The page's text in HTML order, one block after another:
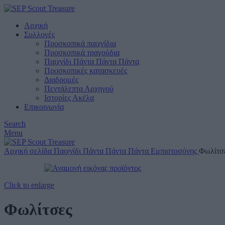
Αρχική
Συλλογές
Προσκοπικά παιχνίδια
Προσκοπικά τραγούδια
Παιχνίδι Πάντα Πάντα Πάντα
Προσκοπικές κατασκευές
Διαδρομές
Πεντάλεπτα Αρχηγού
Ιστορίες Ακέλα
Επικοινωνία
Search
Menu
Αρχική σελίδα Παιχνίδι Πάντα Πάντα Πάντα Εμπιστοσύνης
Click to enlarge
Φωλίτσες